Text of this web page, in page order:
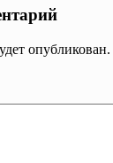
опубликован.